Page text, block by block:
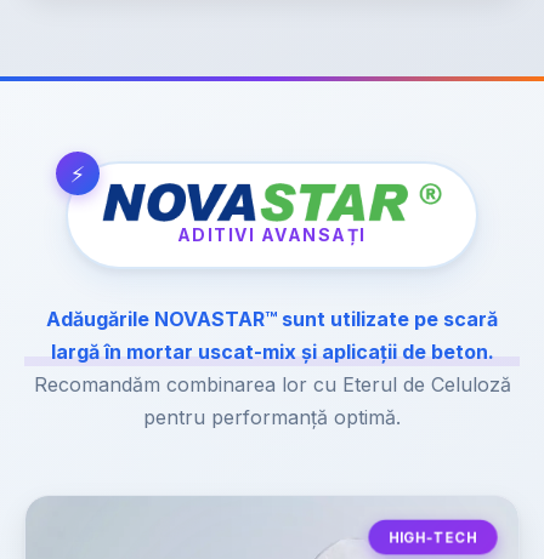
ADITIVI AVANSAȚI
Adăugările NOVASTAR™ sunt utilizate pe scară
largă în mortar uscat-mix și aplicații de beton.
Recomandăm combinarea lor cu Eterul de Celuloză
pentru performanță optimă.
HIGH-TECH